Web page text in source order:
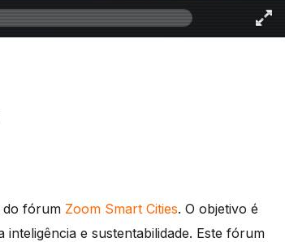
do fórum Zoom Smart Cities. O objetivo é
e sustentabilidade. Este fórum